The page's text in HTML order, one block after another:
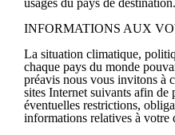
INFORMATIONS AUX
La situation climatique,
chaque pays du monde
préavis nous vous invitons à
sites Internet suivants afin de
éventuelles restrictions,
informations relatives à votre